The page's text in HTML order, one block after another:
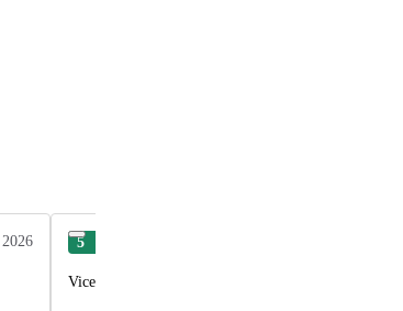
5
Vice dní na další výlety. Nebál bych se výlety